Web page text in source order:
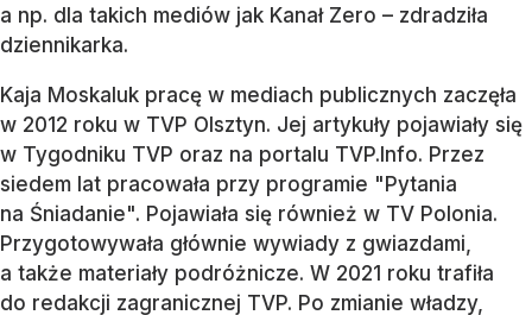
a np. dla takich mediów jak Kanał Zero – zdradziła
dziennikarka.
Kaja Moskaluk pracę w mediach publicznych zaczęła
w 2012 roku w TVP Olsztyn. Jej artykuły pojawiały się
w Tygodniku TVP oraz na portalu TVP.Info. Przez
siedem lat pracowała przy programie "Pytania
na Śniadanie". Pojawiała się również w TV Polonia.
Przygotowywała głównie wywiady z gwiazdami,
a także materiały podróżnicze. W 2021 roku trafiła
do redakcji zagranicznej TVP. Po zmianie władzy,